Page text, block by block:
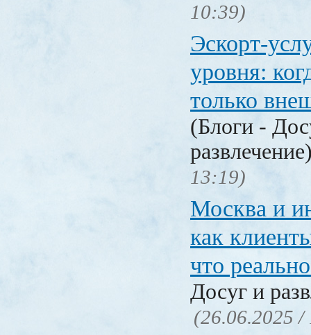
10:39)
Эскорт-
уровня:
только
(Блоги -
13:19)
Москва и
как
что
Досуг и
(26.06.2025 /